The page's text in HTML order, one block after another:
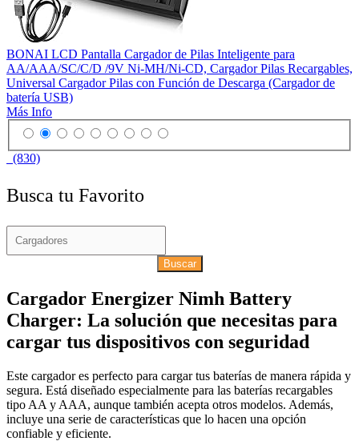
BONAI LCD Pantalla Cargador de Pilas Inteligente para
AA/AAA/SC/C/D /9V Ni-MH/Ni-CD, Cargador Pilas Recargables,
Universal Cargador Pilas con Función de Descarga (Cargador de
batería USB)
Más Info
(830)
Busca tu Favorito
Buscar
Cargador Energizer Nimh Battery
Charger: La solución que necesitas para
cargar tus dispositivos con seguridad
Este cargador es perfecto para cargar tus baterías de manera rápida y
segura. Está diseñado especialmente para las baterías recargables
tipo AA y AAA, aunque también acepta otros modelos. Además,
incluye una serie de características que lo hacen una opción
confiable y eficiente.